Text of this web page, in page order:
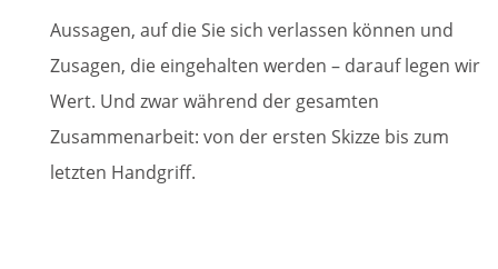
Aussagen, auf die Sie sich verlassen können und
Zusagen, die eingehalten werden – darauf legen wir
Wert. Und zwar während der gesamten
Zusammenarbeit: von der ersten Skizze bis zum
letzten Handgriff.